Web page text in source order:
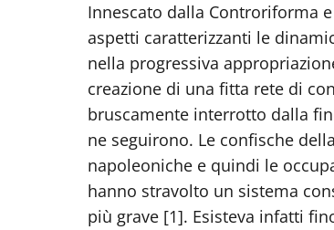
Innescato dalla Controriforma
aspetti caratterizzanti le
nella progressiva
creazione di una fitta rete di
bruscamente interrotto dalla
ne seguirono. Le confische
napoleoniche e quindi le
hanno stravolto un sistema
più grave [1]. Esisteva infatti